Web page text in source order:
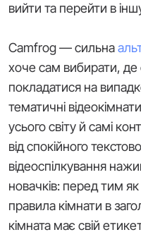
вийти та перейти в
Camfrog — сильна
хоче сам вибирати, де
покладатися на
тематичні
усього світу й самі
від спокійного
відеоспілкування
новачків: перед тим
правила кімнати в
кімната має свій